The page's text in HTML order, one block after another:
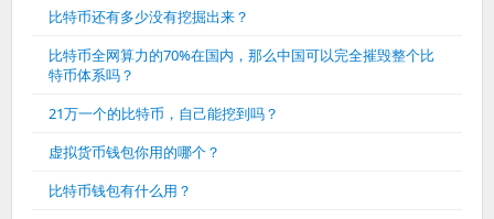
比特币还有多少没有挖掘出来？
比特币全网算力的70%在国内，那么中国可以完全摧毁整个比
特币体系吗？
21万一个的比特币，自己能挖到吗？
虚拟货币钱包你用的哪个？
比特币钱包有什么用？